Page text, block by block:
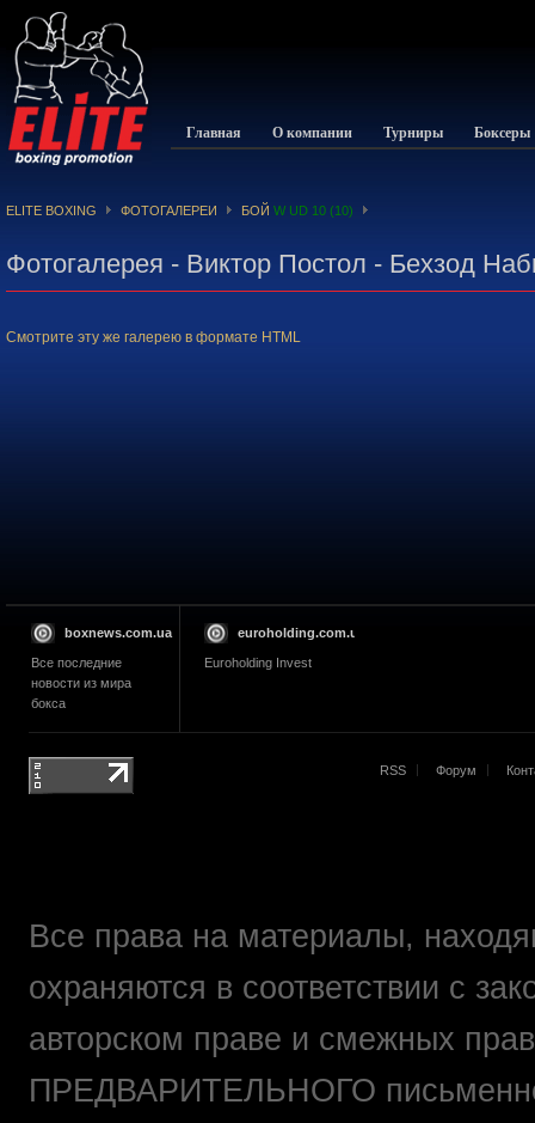
Главная О компании Турниры Боксеры
ELITE BOXING ФОТОГАЛЕРЕИ БОЙ W UD 10 (10)
Фотогалерея - Виктор Постол - Бехзод
Смотрите эту же галерею в формате HTML
boxnews.com.ua
Все последние
новости из мира
бокса
euroholding.com.ua
Euroholding Invest
RSS Форум
Все права на материалы,
охраняются в соответствии с
авторском праве и смежных
ПРЕДВАРИТЕЛЬНОГО